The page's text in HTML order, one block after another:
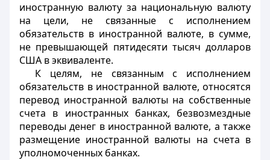
иностранную валюту за национальную валюту
на цели, не связанные с исполнением
обязательств в иностранной валюте, в сумме,
не превышающей пятидесяти тысяч долларов
США в эквиваленте.
К целям, не связанным с исполнением
обязательств в иностранной валюте, относятся
перевод иностранной валюты на собственные
счета в иностранных банках, безвозмездные
переводы денег в иностранной валюте, а также
размещение иностранной валюты на счета в
уполномоченных банках.